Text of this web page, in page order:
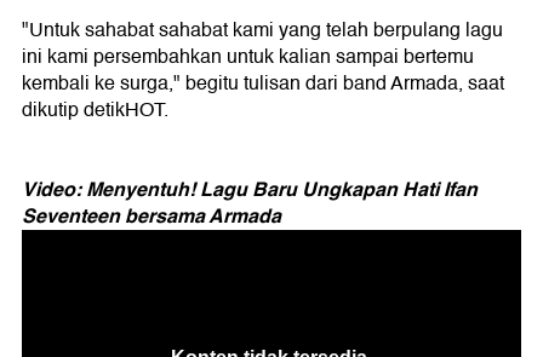
"Untuk sahabat sahabat kami yang telah berpulang lagu
ini kami persembahkan untuk kalian sampai bertemu
kembali ke surga," begitu tulisan dari band Armada, saat
dikutip detikHOT.
Video: Menyentuh! Lagu Baru Ungkapan Hati Ifan
Seventeen bersama Armada